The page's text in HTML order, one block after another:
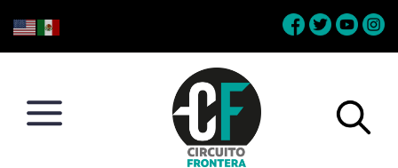
to
to
to
to